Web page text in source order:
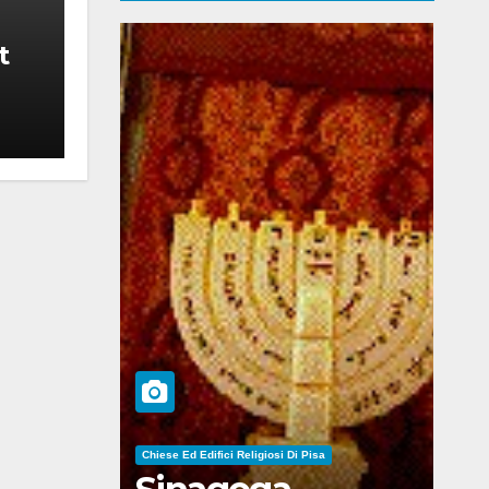
Chiese Ed Edifici Religiosi Di Pisa